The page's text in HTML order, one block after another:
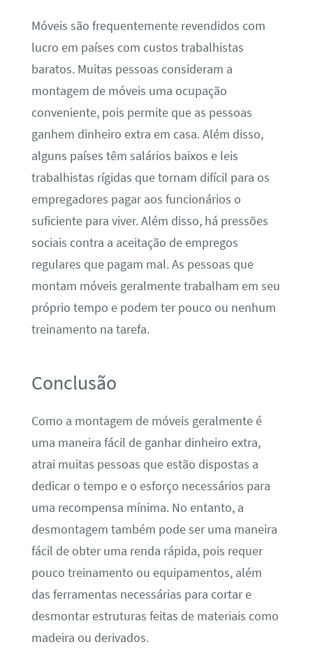
Móveis são frequentemente revendidos com
lucro em países com custos trabalhistas
baratos. Muitas pessoas consideram a
montagem de móveis uma ocupação
conveniente, pois permite que as pessoas
ganhem dinheiro extra em casa. Além disso,
alguns países têm salários baixos e leis
trabalhistas rígidas que tornam difícil para os
empregadores pagar aos funcionários o
suficiente para viver. Além disso, há pressões
sociais contra a aceitação de empregos
regulares que pagam mal. As pessoas que
montam móveis geralmente trabalham em seu
próprio tempo e podem ter pouco ou nenhum
treinamento na tarefa.
Conclusão
Como a montagem de móveis geralmente é
uma maneira fácil de ganhar dinheiro extra,
atrai muitas pessoas que estão dispostas a
dedicar o tempo e o esforço necessários para
uma recompensa mínima. No entanto, a
desmontagem também pode ser uma maneira
fácil de obter uma renda rápida, pois requer
pouco treinamento ou equipamentos, além
das ferramentas necessárias para cortar e
desmontar estruturas feitas de materiais como
madeira ou derivados.